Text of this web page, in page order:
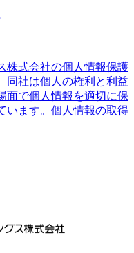
株式会社の個人情報保護
同社は個人の権利と利益
面で個人情報を適切に保
います。個人情報の取得